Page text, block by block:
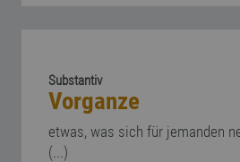
Substantiv
Vorganze
etwas, was sich für jemanden
(...)